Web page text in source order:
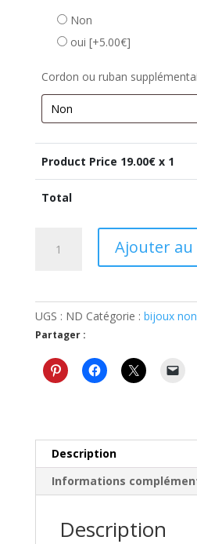
Non
oui [+5.00€]
Cordon ou ruban
Product Price 19.00€ x 1
Total
Ajouter
UGS : ND Catégorie : bijoux
Partager :
Description
Informations
Description